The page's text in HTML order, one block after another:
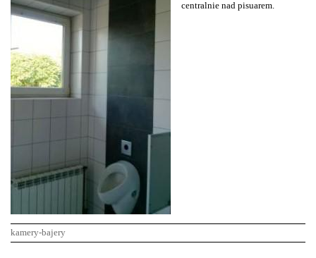
centralnie nad pisuarem.
kamery-bajery